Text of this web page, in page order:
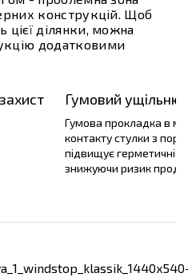
конструкцій. Щоб
цієї ділянки, можна
додатковими
Гумовий
Гумова прокладка в
контакту стулки з
підвищує
знижуючи ризик